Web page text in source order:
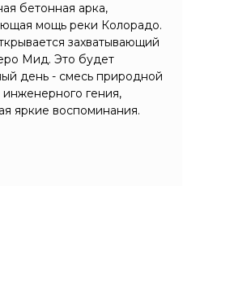
бетонная арка,
мощь реки Колорадо.
захватывающий
Мид. Это будет
день - смесь природной
инженерного гения,
яркие воспоминания.